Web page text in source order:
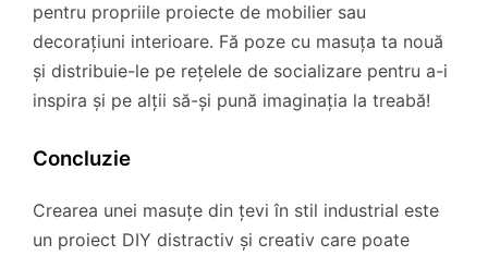
pentru propriile proiecte de mobilier sau
decorațiuni interioare. Fă poze cu masuța ta nouă
și distribuie-le pe rețelele de socializare pentru a-i
inspira și pe alții să-și pună imaginația la treabă!
Concluzie
Crearea unei masuțe din țevi în stil industrial este
un proiect DIY distractiv și creativ care poate